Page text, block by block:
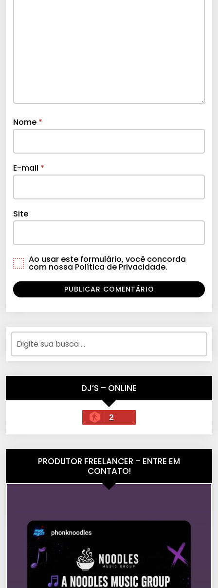
Nome *
E-mail *
Site
Ao usar este formulário, você concorda
com nossa Política de Privacidade.
DJ’S – ONLINE
2
PRODUTOR FREELANCER – ENTRE EM
CONTATO!